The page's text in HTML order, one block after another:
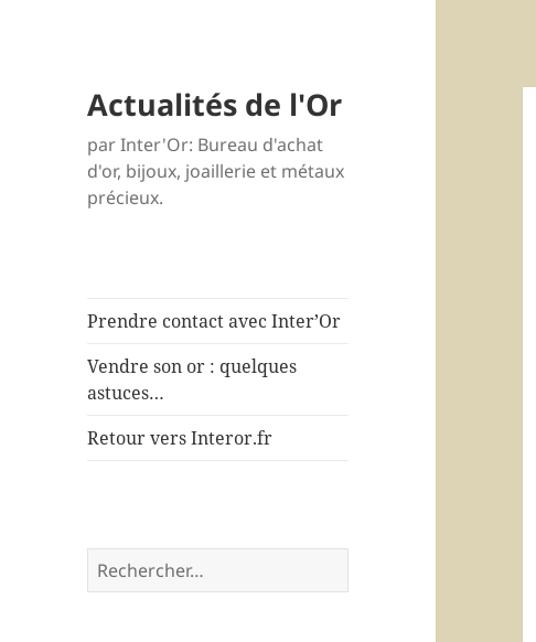
Actualités de l'Or
par Inter'Or: Bureau d'achat
d'or, bijoux, joaillerie et métaux
précieux.
Prendre contact avec Inter’Or
Vendre son or : quelques
astuces…
Retour vers Interor.fr
R
e